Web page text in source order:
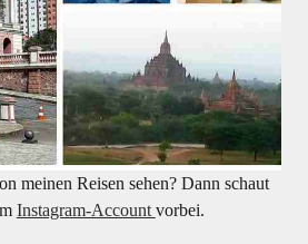
meinen Reisen sehen? Dann schaut
Instagram-Account vorbei.